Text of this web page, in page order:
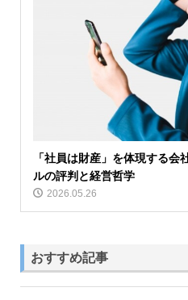
「社員は財産」を体現する
ルの評判と経営哲学
2026.05.26
おすすめ記事